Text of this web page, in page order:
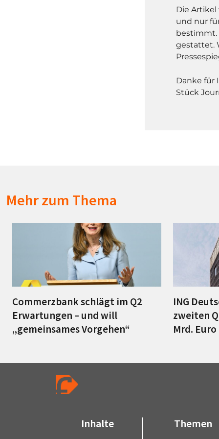
Die
und nur
bestimmt.
gestattet.
Danke für
Stück
Mehr zum Thema
Commerzbank schlägt im Q2
Erwartungen – und will
„gemeinsames Vorgehen“
ING
zweiten
Mrd. Euro
Inhalte Themen